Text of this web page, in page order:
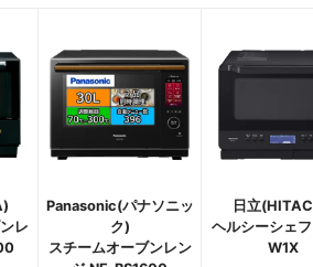
レ
Panasonic(パナソニッ
ク)
スチームオーブンレン
日立
ヘルシーシェ
W1X